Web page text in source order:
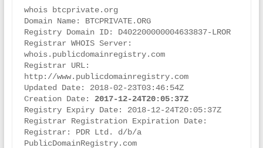
whois btcprivate.org
Domain Name: BTCPRIVATE.ORG
Registry Domain ID: D402200000004633837-LROR
Registrar WHOIS Server:
whois.publicdomainregistry.com
Registrar URL:
http://www.publicdomainregistry.com
Updated Date: 2018-02-23T03:46:54Z
Creation Date: 2017-12-24T20:05:37Z
Registry Expiry Date: 2018-12-24T20:05:37Z
Registrar Registration Expiration Date:
Registrar: PDR Ltd. d/b/a
PublicDomainRegistry.com